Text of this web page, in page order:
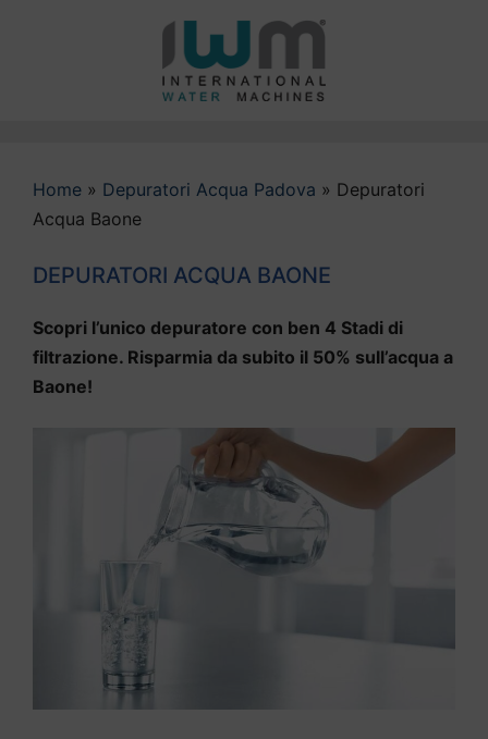
Home » Depuratori Acqua Padova » Depuratori
Acqua Baone
DEPURATORI ACQUA BAONE
Scopri l’unico depuratore con ben 4 Stadi di
filtrazione. Risparmia da subito il 50% sull’acqua a
Baone!